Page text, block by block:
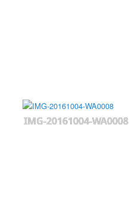
IMG-20161004-WA0008